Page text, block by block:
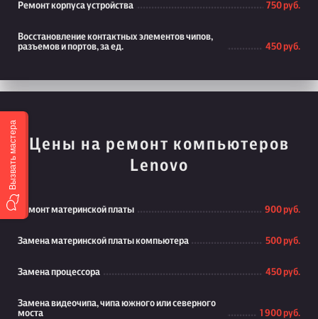
Ремонт корпуса устройства 750 руб.
Восстановление контактных элементов чипов,
разъемов и портов, за ед.
450 руб.
Цены на ремонт компьютеров
Lenovo
Ремонт материнской платы 900 руб.
Замена материнской платы компьютера 500 руб.
Замена процессора 450 руб.
Замена видеочипа, чипа южного или северного
моста
1 900 руб.
Вызвать мастера